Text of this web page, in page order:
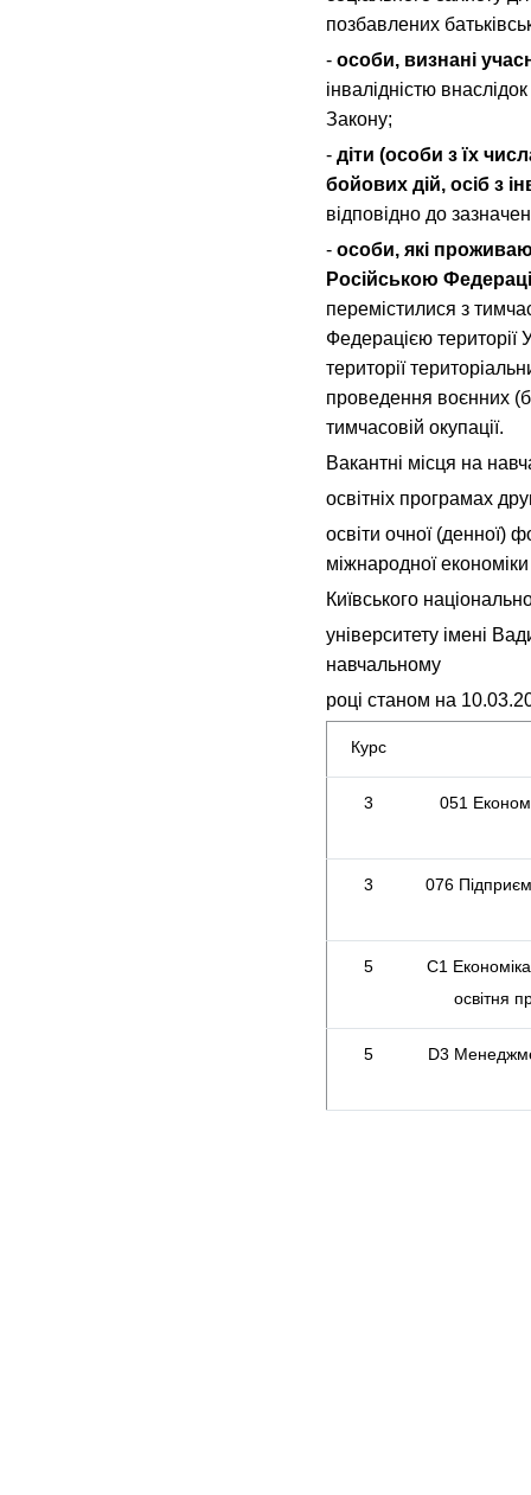
позбавлених
- особи, визнані
інвалідністю
Закону;
- діти (особи з їх
бойових дій, осіб з
відповідно до
- особи, які
Російською
перемістилися з
Федерацією території
території
проведення воєнних
тимчасовій окупації.
Вакантні місця на
освітніх програмах
освіти очної (денної)
міжнародної
Київського
університету імені
навчальному
році станом на
Курс
3 051
3 076
5
С1
освітня
5 D3